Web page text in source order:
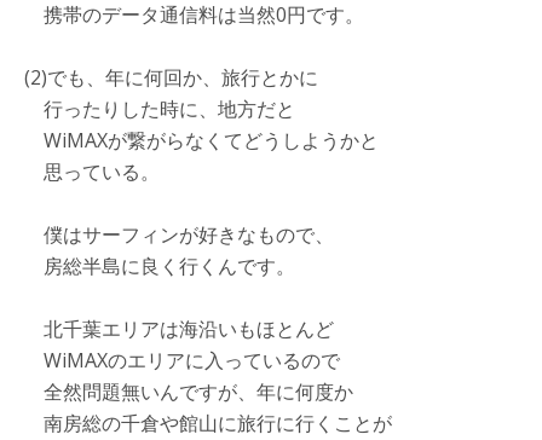
携帯のデータ通信料は当然0円です。
(2)でも、年に何回か、旅行とかに
行ったりした時に、地方だと
WiMAXが繋がらなくてどうしようかと
思っている。
僕はサーフィンが好きなもので、
房総半島に良く行くんです。
北千葉エリアは海沿いもほとんど
WiMAXのエリアに入っているので
全然問題無いんですが、年に何度か
南房総の千倉や館山に旅行に行くことが